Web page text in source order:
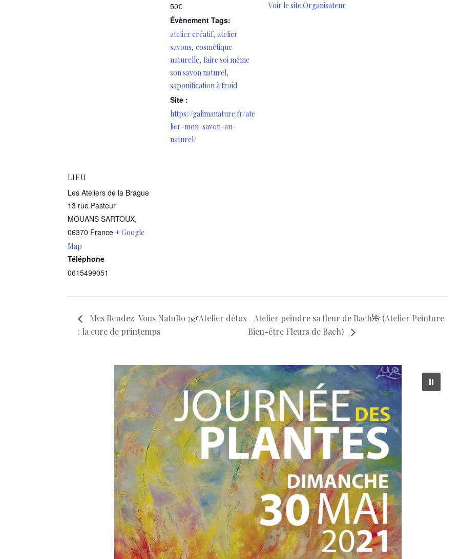
50€
Évènement Tags:
atelier créatif, atelier
savons, cosmétique
naturelle, faire soi même
son savon naturel,
saponification à froid
Site :
https://galimanature.fr/ate
lier-mon-savon-au-
naturel/
Voir le site Organisateur
LIEU
Les Ateliers de la Brague
13 rue Pasteur
MOUANS SARTOUX,
06370 France + Google
Map
Téléphone
0615499051
Mes Rendez-Vous NatuRo 7🌿Atelier détox
: la cure de printemps
Atelier peindre sa fleur de Bach🌺 (Atelier Peinture
Bien-être Fleurs de Bach)